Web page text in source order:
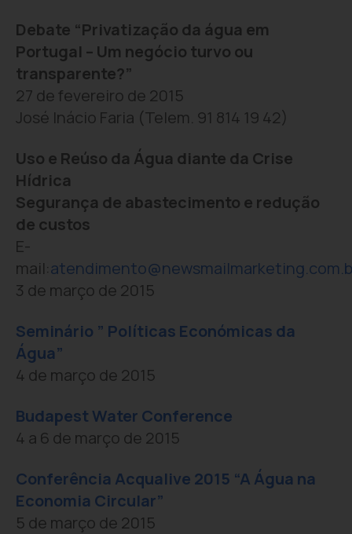
Debate “Privatização da água em
Portugal – Um negócio turvo ou
transparente?”
27 de fevereiro de 2015
José Inácio Faria (Telem. 91 814 19 42)
Uso e Reúso da Água diante da Crise
Hídrica
Segurança de abastecimento e redução
de custos
E-
mail:
3 de março de 2015
Seminário ” Políticas Económicas da
Água”
4 de março de 2015
Budapest Water Conference
4 a 6 de março de 2015
Conferência Acqualive 2015 “A Água na
Economia Circular”
5 de março de 2015